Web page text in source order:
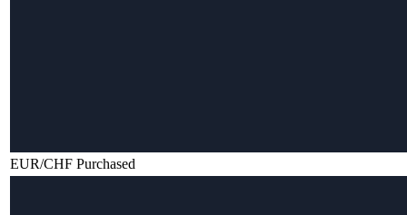
EUR/CHF Purchased